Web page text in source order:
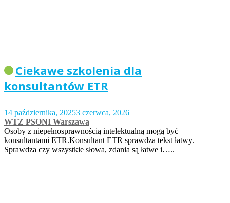
Ciekawe szkolenia dla
konsultantów ETR
14 października, 20253 czerwca, 2026
WTZ PSONI Warszawa
Osoby z niepełnosprawnością intelektualną mogą być
konsultantami ETR.Konsultant ETR sprawdza tekst łatwy.
Sprawdza czy wszystkie słowa, zdania są łatwe i…..